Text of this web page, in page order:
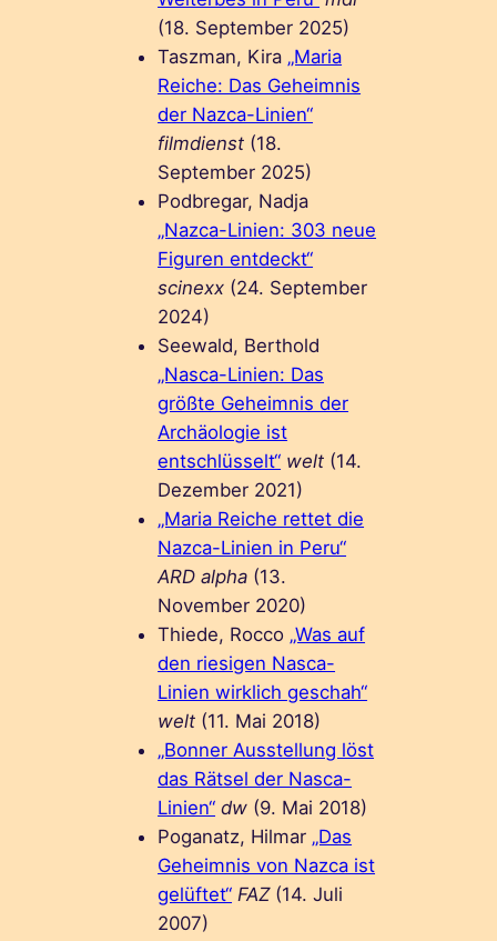
(18. September 2025)
Taszman, Kira „Maria
Reiche: Das Geheimnis
der Nazca-Linien“
filmdienst (18.
September 2025)
Podbregar, Nadja
„Nazca-Linien: 303 neue
Figuren entdeckt“
scinexx (24. September
2024)
Seewald, Berthold
„Nasca-Linien: Das
größte Geheimnis der
Archäologie ist
entschlüsselt“ welt (14.
Dezember 2021)
„Maria Reiche rettet die
Nazca-Linien in Peru“
ARD alpha (13.
November 2020)
Thiede, Rocco „Was auf
den riesigen Nasca-
Linien wirklich geschah“
welt (11. Mai 2018)
„Bonner Ausstellung löst
das Rätsel der Nasca-
Linien“ dw (9. Mai 2018)
Poganatz, Hilmar „Das
Geheimnis von Nazca ist
gelüftet“ FAZ(14. Juli
2007)